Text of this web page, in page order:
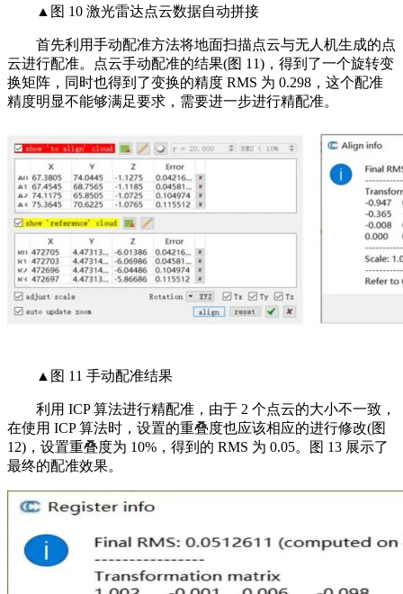
▲图 10 激光雷达点云数据自动拼接
首先利用手动配准方法将地面扫描点云与无人机生成的点
云进行配准。点云手动配准的结果(图 11)，得到了一个旋转变
换矩阵，同时也得到了变换的精度 RMS 为 0.298，这个配准
精度明显不能够满足要求，需要进一步进行精配准。
▲图 11 手动配准结果
利用 ICP 算法进行精配准，由于 2 个点云的大小不一致，
在使用 ICP 算法时，设置的重叠度也应该相应的进行修改(图
12)，设置重叠度为 10%，得到的 RMS 为 0.05。图 13 展示了
最终的配准效果。